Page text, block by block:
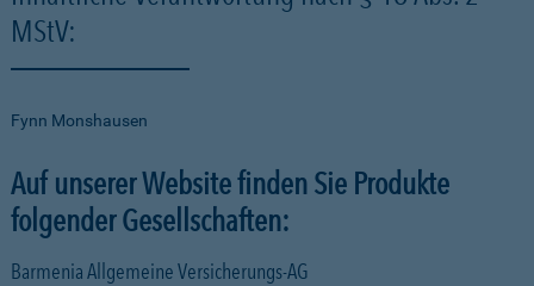
MStV:
Fynn Monshausen
Auf unserer Website finden Sie Produkte
folgender Gesellschaften:
Barmenia Allgemeine Versicherungs-AG